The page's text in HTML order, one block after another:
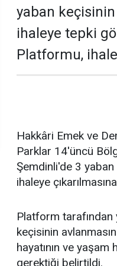
yaban
ihaleye tepki
Platformu,
Hakkâri Emek ve
Parklar 14'üncü
Şemdinli'de 3 yaban
ihaleye
Platform tarafından
keçisinin
hayatının ve yaşam
gerektiği belirtildi.